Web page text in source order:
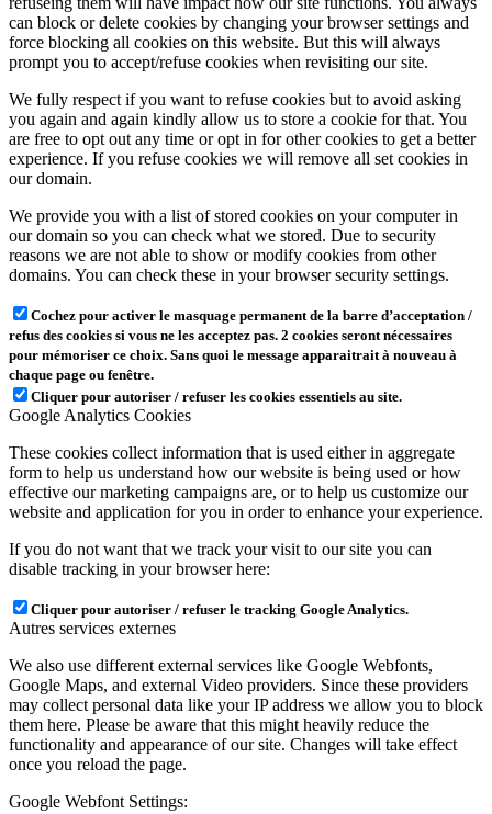
can block or delete cookies by changing your browser settings and
force blocking all cookies on this website. But this will always
prompt you to accept/refuse cookies when revisiting our site.
We fully respect if you want to refuse cookies but to avoid asking
you again and again kindly allow us to store a cookie for that. You
are free to opt out any time or opt in for other cookies to get a better
experience. If you refuse cookies we will remove all set cookies in
our domain.
We provide you with a list of stored cookies on your computer in
our domain so you can check what we stored. Due to security
reasons we are not able to show or modify cookies from other
domains. You can check these in your browser security settings.
Cochez pour activer le masquage permanent de la barre d’acceptation /
refus des cookies si vous ne les acceptez pas. 2 cookies seront nécessaires
pour mémoriser ce choix. Sans quoi le message apparaitrait à nouveau à
chaque page ou fenêtre.
Cliquer pour autoriser / refuser les cookies essentiels au site.
Google Analytics Cookies
These cookies collect information that is used either in aggregate
form to help us understand how our website is being used or how
effective our marketing campaigns are, or to help us customize our
website and application for you in order to enhance your experience.
If you do not want that we track your visit to our site you can
disable tracking in your browser here:
Cliquer pour autoriser / refuser le tracking Google Analytics.
Autres services externes
We also use different external services like Google Webfonts,
Google Maps, and external Video providers. Since these providers
may collect personal data like your IP address we allow you to block
them here. Please be aware that this might heavily reduce the
functionality and appearance of our site. Changes will take effect
once you reload the page.
Google Webfont Settings: